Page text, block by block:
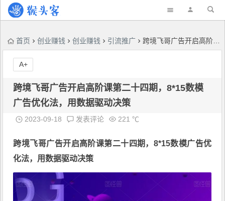
首页 创业赚钱 创业赚钱 引流推广 跨境飞哥广告开启高阶课第二十四期，​8*15数模广告优化法，用数据驱动决策
跨境飞哥广告开启高阶课第二十四期，​8*15数模
广告优化法，用数据驱动决策
2023-09-18 发表评论 221 ℃
跨境飞哥广告开启高阶课第二十四期 ，​8*15数模广告优
化法，用数据驱动决策
A+